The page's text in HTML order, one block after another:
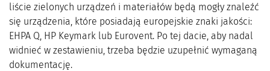
liście zielonych urządzeń i materiałów będą mogły znaleźć
się urządzenia, które posiadają europejskie znaki jakości:
EHPA Q, HP Keymark lub Eurovent. Po tej dacie, aby nadal
widnieć w zestawieniu, trzeba będzie uzupełnić wymaganą
dokumentację.